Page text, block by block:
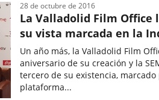
La Valladolid Film Office
su vista marcada en la
Un año más, la Valladolid Film
aniversario de su creación y la
tercero de su existencia,
plataforma...
28 de octubre de 2016